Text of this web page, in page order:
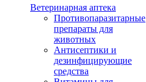
Ветеринарная аптека
Противопаразитарные
препараты для
животных
Антисептики и
дезинфицирующие
средства